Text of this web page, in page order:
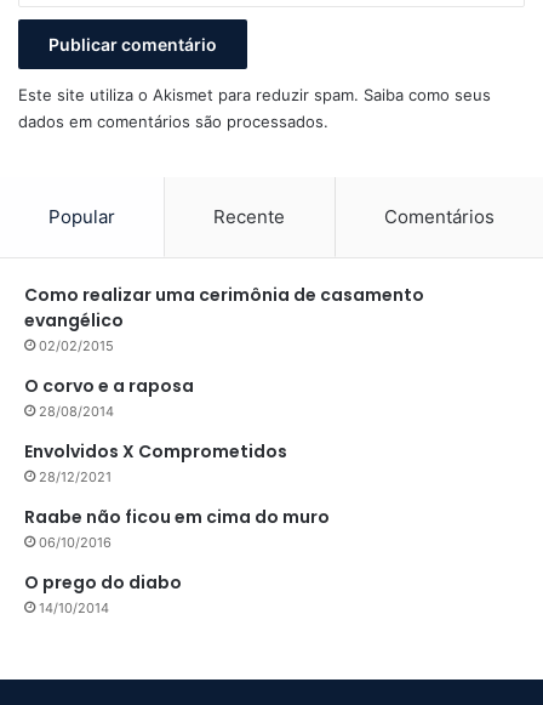
Este site utiliza o Akismet para reduzir spam. Saiba como seus
dados em comentários são processados.
Popular Recente Comentários
Como realizar uma cerimônia de casamento
evangélico
02/02/2015
O corvo e a raposa
28/08/2014
Envolvidos X Comprometidos
28/12/2021
Raabe não ficou em cima do muro
06/10/2016
O prego do diabo
14/10/2014